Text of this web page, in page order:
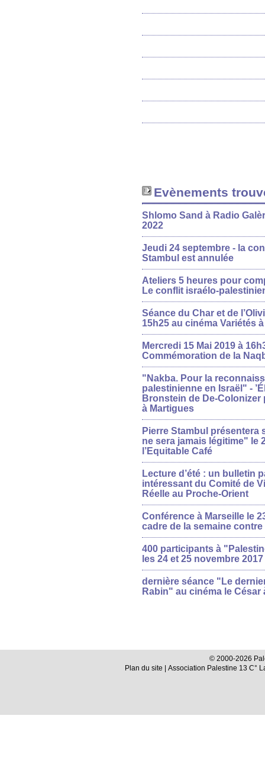
Evènements
Shlomo Sand à Radio
2022
Jeudi 24 septembre - la
Stambul est annulée
Ateliers 5 heures pour
Le conflit israélo-
Séance du Char et de
15h25 au cinéma Variétés
Mercredi 15 Mai 2019 à
Commémoration de la
"Nakba. Pour la
palestinienne en Israël" -
Bronstein de De-Colonizer
à Martigues
Pierre Stambul présentera
ne sera jamais légitime" le
l’Equitable Café
Lecture d’été : un bulletin
intéressant du Comité de
Réelle au Proche-Orient
Conférence à Marseille le
cadre de la semaine contre
400 participants à
les 24 et 25 novembre 2017
dernière séance "Le
Rabin" au cinéma le César
© 2000-2026
Plan du site | Association Palestine 13 C°